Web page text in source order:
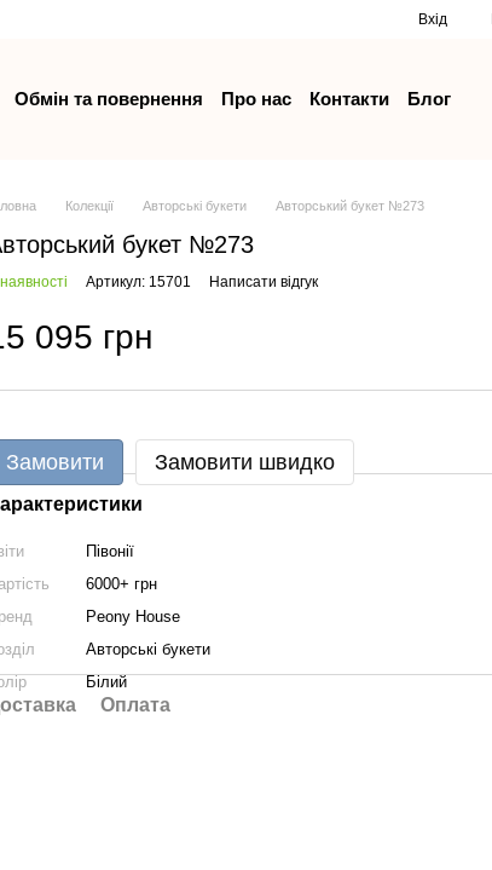
Вхід
Обмін та повернення Про нас Контакти Блог
Колекції Авторські букети Авторський букет №273
букет №273
Артикул: 15701 Написати відгук
095 грн
Замовити Замовити швидко
Півонії
6000+ грн
Peony House
Авторські букети
Білий
Оплата